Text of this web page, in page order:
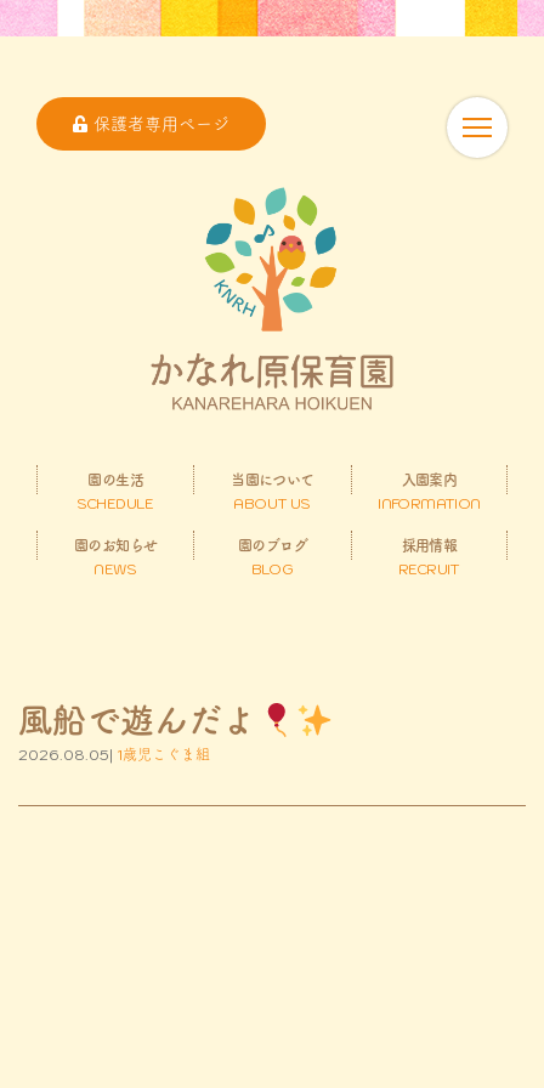
保護者専用ページ
園の生活
SCHEDULE
当園について
ABOUT US
入園案内
INFORMATION
園のお知らせ
NEWS
園のブログ
BLOG
採用情報
RECRUIT
風船で遊んだよ
2026.08.05| 1歳児こぐま組